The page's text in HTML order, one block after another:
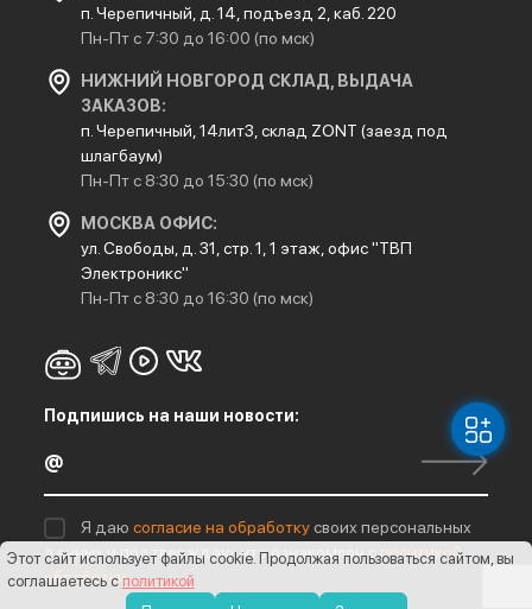
п. Черепичный, д. 14, подъезд 2, каб. 220
Пн-Пт с 7:30 до 16:00 (по мск)
НИЖНИЙ НОВГОРОД СКЛАД, ВЫДАЧА
ЗАКАЗОВ:
п. Черепичный, 14лит3, склад ZONT (заезд под
шлагбаум)
Пн-Пт с 8:30 до 15:30 (по мск)
МОСКВА ОФИС:
ул. Свободы, д. 31, стр. 1, 1 этаж, офис "ТВП
Электроникс"
Пн-Пт с 8:30 до 16:30 (по мск)
Подпишись на наши новости:
Я даю согласие на обработку своих персональных
данных и подтверждаю, что ознакомлен сполитикой
обработки
Этот сайт использует файлы cookie. Продолжая пользоваться сайтом, вы
соглашаетесь сполитикой